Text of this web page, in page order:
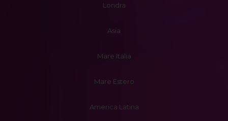
Londra
Asia
Mare Italia
Mare Estero
America Latina